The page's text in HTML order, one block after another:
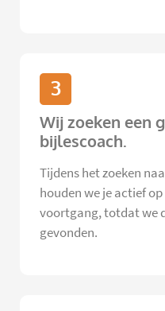
3
Wij zoeken een
bijlescoach.
Tijdens het zoeken
houden we je actief
voortgang, totdat we
gevonden.